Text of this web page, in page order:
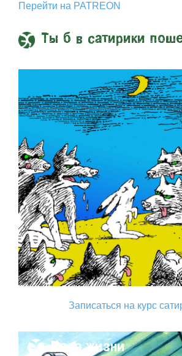
Перейти на PATREON
Ты б в сатирики
Записаться на курс
Поза жизни